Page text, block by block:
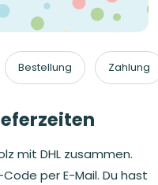
Bestellung Zahlung
mit DHL zusammen.
per E-Mail. Du hast